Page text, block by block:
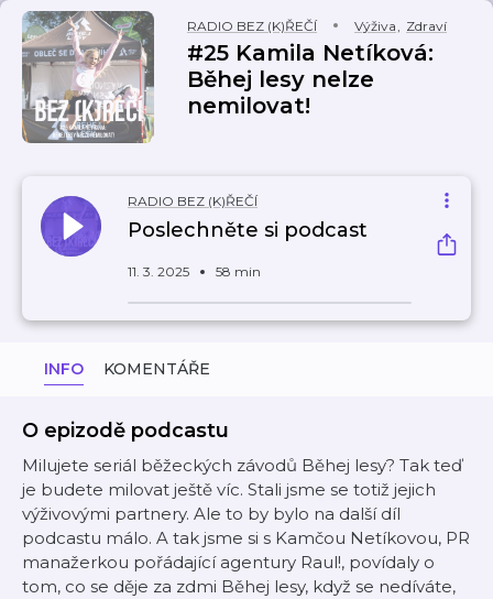
RADIO BEZ (K)ŘEČÍ Výživa, Zdraví
#25 Kamila Netíková:
Běhej lesy nelze
nemilovat!
RADIO BEZ (K)ŘEČÍ
Poslechněte si podcast
11. 3. 2025 58 min
INFO KOMENTÁŘE
O epizodě podcastu
Milujete seriál běžeckých závodů Běhej lesy? Tak teď
je budete milovat ještě víc. Stali jsme se totiž jejich
výživovými partnery. Ale to by bylo na další díl
podcastu málo. A tak jsme si s Kamčou Netíkovou, PR
manažerkou pořádající agentury Raul!, povídaly o
tom, co se děje za zdmi Běhej lesy, když se nedíváte,